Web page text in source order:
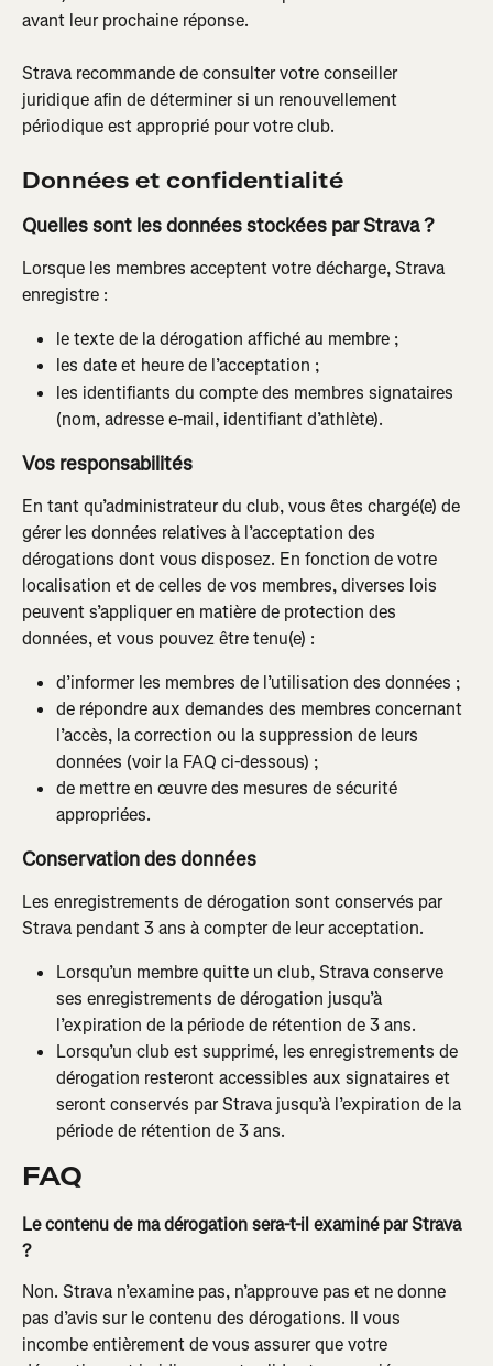
avant leur prochaine réponse.
Strava recommande de consulter votre conseiller
juridique afin de déterminer si un renouvellement
périodique est approprié pour votre club.
Données et confidentialité
Quelles sont les données stockées par Strava ?
Lorsque les membres acceptent votre décharge, Strava
enregistre :
le texte de la dérogation affiché au membre ;
les date et heure de l’acceptation ;
les identifiants du compte des membres signataires
(nom, adresse e-mail, identifiant d’athlète).
Vos responsabilités
En tant qu’administrateur du club, vous êtes chargé(e) de
gérer les données relatives à l’acceptation des
dérogations dont vous disposez. En fonction de votre
localisation et de celles de vos membres, diverses lois
peuvent s’appliquer en matière de protection des
données, et vous pouvez être tenu(e) :
d’informer les membres de l’utilisation des données ;
de répondre aux demandes des membres concernant
l’accès, la correction ou la suppression de leurs
données (voir la FAQ ci-dessous) ;
de mettre en œuvre des mesures de sécurité
appropriées.
Conservation des données
Les enregistrements de dérogation sont conservés par
Strava pendant 3 ans à compter de leur acceptation.
Lorsqu’un membre quitte un club, Strava conserve
ses enregistrements de dérogation jusqu’à
l’expiration de la période de rétention de 3 ans.
Lorsqu’un club est supprimé, les enregistrements de
dérogation resteront accessibles aux signataires et
seront conservés par Strava jusqu’à l’expiration de la
période de rétention de 3 ans.
FAQ
Le contenu de ma dérogation sera-t-il examiné par Strava
?
Non. Strava n’examine pas, n’approuve pas et ne donne
pas d’avis sur le contenu des dérogations. Il vous
incombe entièrement de vous assurer que votre